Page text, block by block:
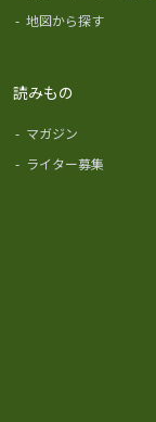
- 地図から探す
読みもの
- マガジン
- ライター募集